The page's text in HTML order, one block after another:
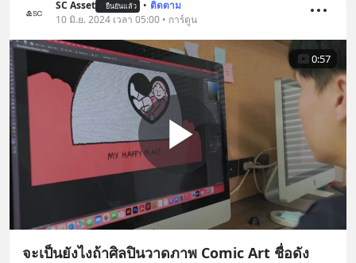
SC Asset ยืนยันแล้ว • ติดตาม
10 มิ.ย. 2024 เวลา 05:00 • การ์ตูน
0:57
จะเป็นยังไงถ้าศิลปินวาดภาพ Comic Art ชื่อดัง